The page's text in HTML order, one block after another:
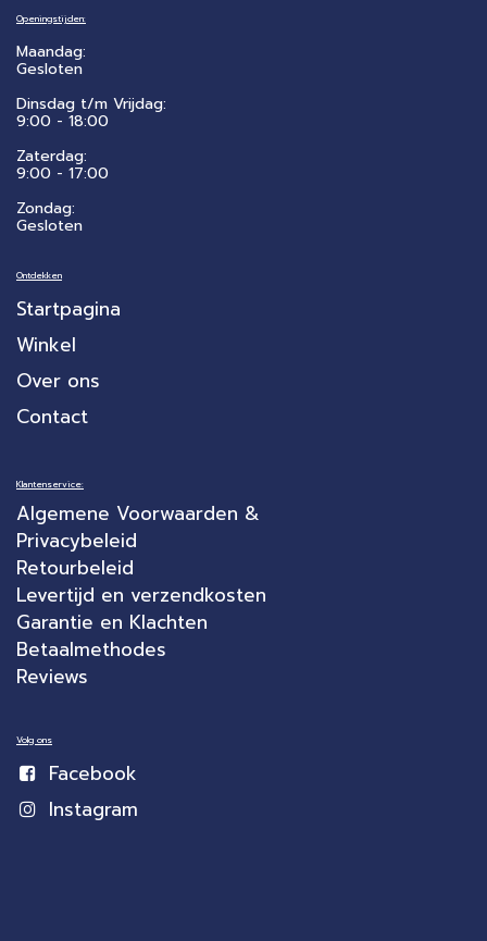
Openingstijden:
Maandag:
Gesloten
Dinsdag t/m Vrijdag:
9:00 - 18:00
Zaterdag:
​9:00 - 17:00
Zondag:
Gesloten
Ontdekken
Startpagina
Winkel
Over ons
Contact
Klantenservice:
Algemene Voorwaarden &
Privacybeleid
Retourbeleid
Levertijd en verzendkosten
Garantie en Klachten
Betaalmethodes
Reviews
Volg ons
Facebook
Instagram